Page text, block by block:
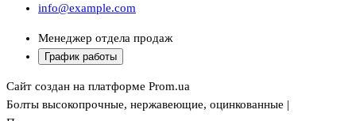
info@example.com
Менеджер отдела продаж
График работы
Сайт создан на платформе Prom.ua
Болты высокопрочные, нержавеющие, оцинкованные |